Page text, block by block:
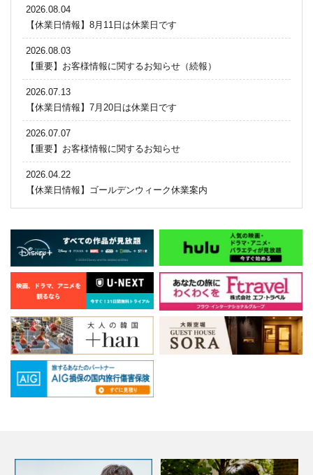
2026.08.04
【休業日情報】8月11日は休業日です
2026.08.03
【重要】お客様情報に関するお知らせ（続報）
2026.07.13
【休業日情報】7月20日は休業日です
2026.07.07
【重要】お客様情報に関するお知らせ
2026.04.22
【休業日情報】ゴールデンウィーク休業案内